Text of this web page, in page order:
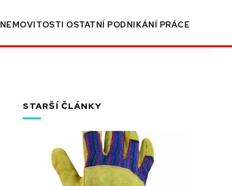
NEMOVITOSTI OSTATNÍ PODNIKÁNÍ PRÁCE
STARŠÍ ČLÁNKY